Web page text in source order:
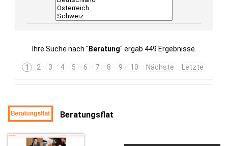
Ihre Suche nach " Beratung" ergab 449 Ergebnisse.
1 2 3 4 5 6 7 8 9 10 Nächste Letzte
Beratungsflat